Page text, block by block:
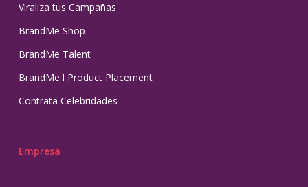
Viraliza tus Campañas
BrandMe Shop
BrandMe Talent
BrandMe l Product Placement
Contrata Celebridades
Empresa